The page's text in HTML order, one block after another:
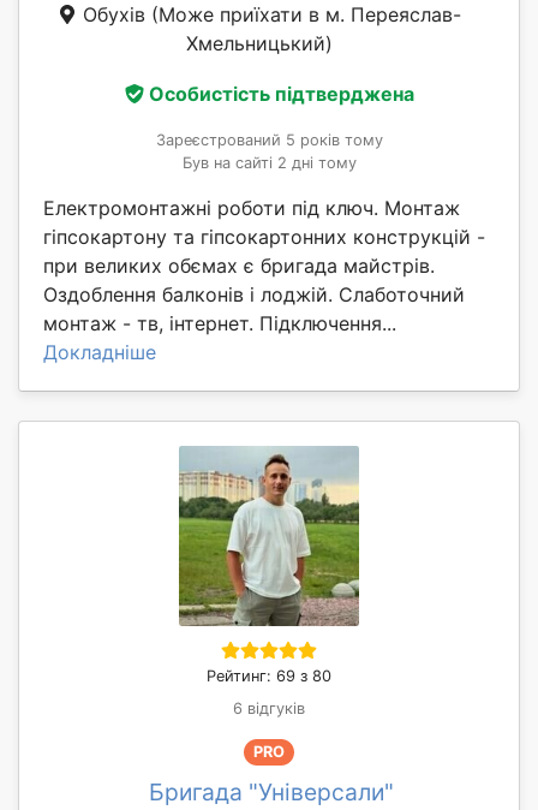
Обухів (Може приїхати в м. Переяслав-
Хмельницький)
Особистість підтверджена
Зареєстрований 5 років тому
Був на сайті 2 дні тому
Електромонтажні роботи під ключ. Монтаж
гіпсокартону та гіпсокартонних конструкцій -
при великих обємах є бригада майстрів.
Оздоблення балконів і лоджій. Слаботочний
монтаж - тв, інтернет. Підключення...
Докладніше
Рейтинг: 69 з 80
6 відгуків
PRO
Бригада "Універсали"